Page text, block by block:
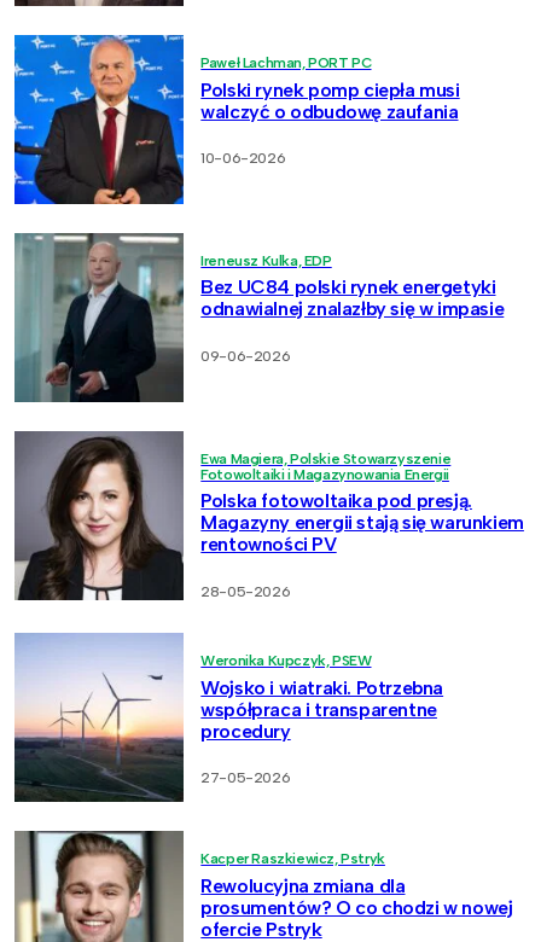
Paweł Lachman, PORT PC
Polski rynek pomp ciepła musi
walczyć o odbudowę zaufania
10-06-2026
Ireneusz Kulka, EDP
Bez UC84 polski rynek energetyki
odnawialnej znalazłby się w impasie
09-06-2026
Ewa Magiera, Polskie Stowarzyszenie
Fotowoltaiki i Magazynowania Energii
Polska fotowoltaika pod presją.
Magazyny energii stają się warunkiem
rentowności PV
28-05-2026
Weronika Kupczyk, PSEW
Wojsko i wiatraki. Potrzebna
współpraca i transparentne
procedury
27-05-2026
Kacper Raszkiewicz, Pstryk
Rewolucyjna zmiana dla
prosumentów? O co chodzi w nowej
ofercie Pstryk